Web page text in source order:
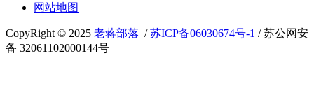
网站地图
CopyRight © 2025 老蒋部落 /苏ICP备06030674号-1 / 苏公网安
备 32061102000144号